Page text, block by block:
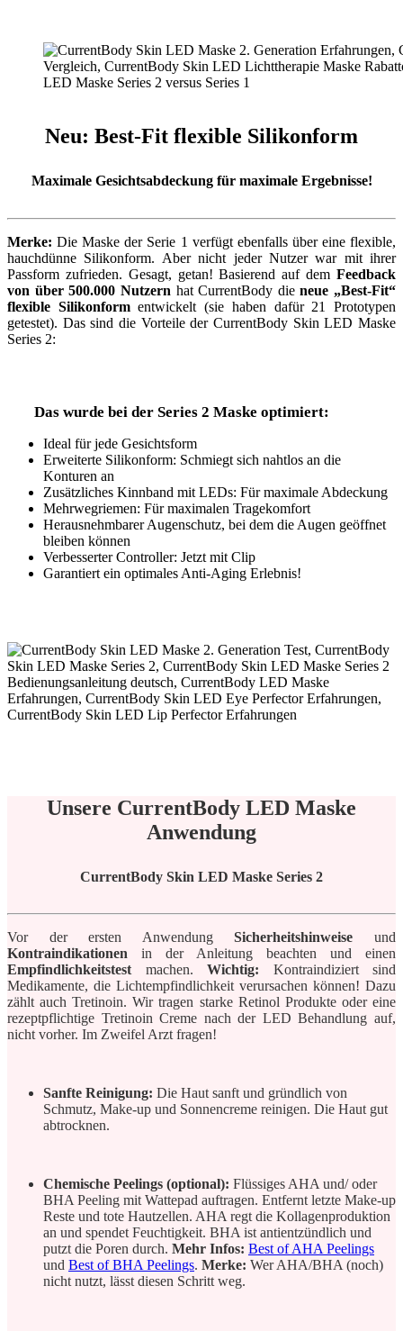
LED Maske Series 2 versus Series 1
Neu: Best-Fit flexible Silikonform
Maximale Gesichtsabdeckung für maximale Ergebnisse!
Merke: Die Maske der Serie 1 verfügt ebenfalls über eine flexible,
hauchdünne Silikonform. Aber nicht jeder Nutzer war mit ihrer
Passform zufrieden. Gesagt, getan! Basierend auf dem Feedback
von über 500.000 Nutzern hat CurrentBody dieneue „Best-Fit“
flexible Silikonformentwickelt (sie haben dafür 21 Prototypen
getestet). Das sind die Vorteile der CurrentBody Skin LED Maske
Series 2:
Das wurde bei der Series 2 Maske optimiert:
Ideal für jede Gesichtsform
Erweiterte Silikonform: Schmiegt sich nahtlos an die
Konturen an
Zusätzliches Kinnband mit LEDs: Für maximale Abdeckung
Mehrwegriemen: Für maximalen Tragekomfort
Herausnehmbarer Augenschutz, bei dem die Augen geöffnet
bleiben können
Verbesserter Controller: Jetzt mit Clip
Garantiert ein optimales Anti-Aging Erlebnis!
Unsere CurrentBody LED Maske
Anwendung
CurrentBody Skin LED Maske Series 2
Vor der ersten AnwendungSicherheitshinweise und
Kontraindikationen in der Anleitung beachten und einen
Empfindlichkeitstestmachen. Wichtig: Kontraindiziert sind
Medikamente, die Lichtempfindlichkeit verursachen können! Dazu
zählt auch Tretinoin. Wir tragen starke Retinol Produkte oder eine
rezeptpflichtige Tretinoin Creme nach der LED Behandlung auf,
nicht vorher. Im Zweifel Arzt fragen!
Sanfte Reinigung: Die Haut sanft und gründlich von
Schmutz, Make-up und Sonnencreme reinigen. Die Haut gut
abtrocknen.
Chemische Peelings (optional): Flüssiges AHA und/ oder
BHA Peeling mit Wattepad auftragen. Entfernt letzte Make-up
Reste und tote Hautzellen. AHA regt die Kollagenproduktion
an und spendet Feuchtigkeit. BHA ist antientzündlich und
putzt die Poren durch. Mehr Infos: Best of AHA Peelings
und Best of BHA Peelings. Merke: Wer AHA/BHA (noch)
nicht nutzt, lässt diesen Schritt weg.